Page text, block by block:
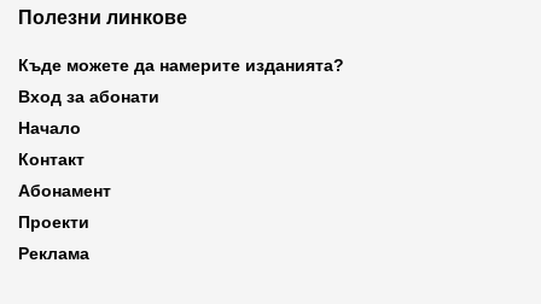
Полезни линкове
Къде можете да намерите изданията?
Вход за абонати
Начало
Контакт
Абонамент
Проекти
Реклама